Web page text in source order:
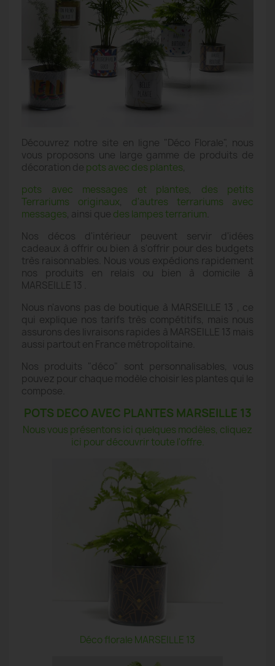
Découvrez notre site en ligne "Déco Florale", nous
vous proposons une large gamme de produits de
décoration de pots avec des plantes,
pots avec messages et plantes, des petits
Terrariums originaux, d'autres terrariums avec
messages, ainsi que des lampes terrarium
Nos décos d'intérieur peuvent servir d'idées
cadeaux à offrir ou bien à s'offrir pour des budgets
très raisonnables. Nous vous expédions rapidement
nos produits en relais ou bien à domicile à
MARSEILLE 13 .
Nous n'avons pas de boutique à MARSEILLE 13 , ce
qui explique nos tarifs très compétitifs, mais nous
assurons des livraisons rapides à MARSEILLE 13 mais
aussi partout en France métropolitaine.
Nos produits "déco" sont personnalisables, vous
pouvez pour chaque modèle choisir les plantes qui le
compose.
POTS DECO AVEC PLANTES MARSEILLE 13
Nous vous présentons ici quelques modèles, cliquez
ici pour découvrir toute l'offre.
Déco florale MARSEILLE 13